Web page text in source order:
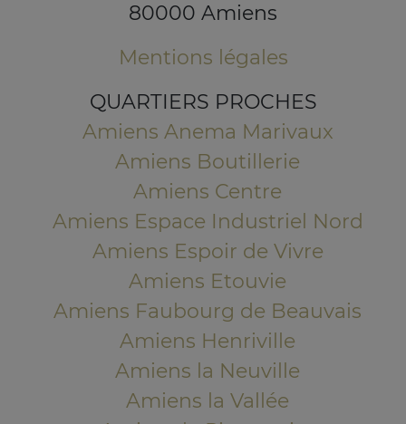
80000 Amiens
Mentions légales
QUARTIERS PROCHES
Amiens Anema Marivaux
Amiens Boutillerie
Amiens Centre
Amiens Espace Industriel Nord
Amiens Espoir de Vivre
Amiens Etouvie
Amiens Faubourg de Beauvais
Amiens Henriville
Amiens la Neuville
Amiens la Vallée